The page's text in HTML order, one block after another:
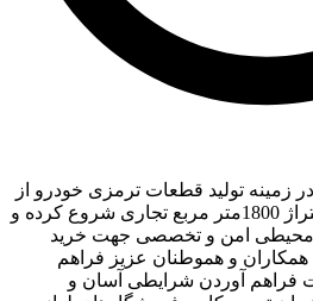
زمینه تولید قطعات ترمزی خودرو از
سال 1396 در مساحتی به متراژ 1800متر مربع تجاری شروع کرده و
محیطی امن و تخصصی جهت خرید
و هموطنان عزیز فراهم
فراهم آوردن شرایطی آسان و